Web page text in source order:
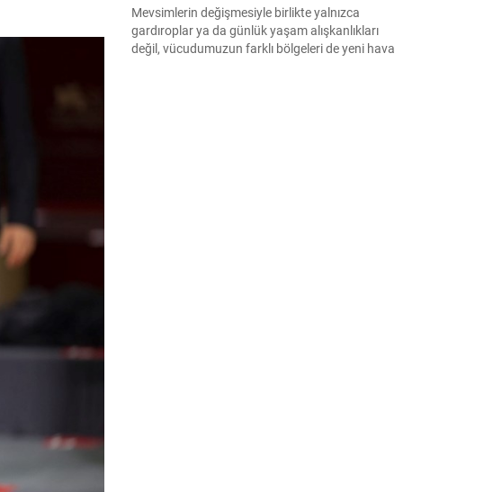
Mevsimlerin değişmesiyle birlikte yalnızca
gardıroplar ya da günlük yaşam alışkanlıkları
değil, vücudumuzun farklı bölgeleri de yeni hava